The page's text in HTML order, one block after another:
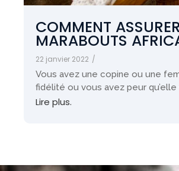
COMMENT
MARABOUTS
22 janvier 2022 /
Vous avez une copine ou une
fidélité ou vous avez peur
Lire plus.